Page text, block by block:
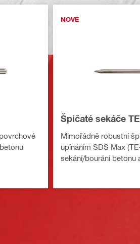
NOVÉ
Špičaté sekáče
Mimořádně robustní
upínáním SDS Max
sekání/bourání betonu